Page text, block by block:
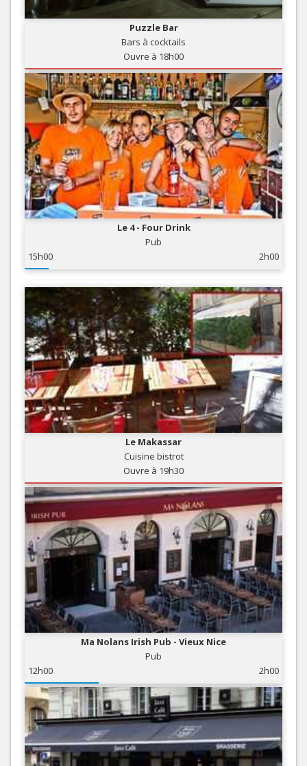
Puzzle Bar
Bars à cocktails
Ouvre à 18h00
Le 4 - Four Drink
Pub
15h00
2h00
Le Makassar
Cuisine bistrot
Ouvre à 19h30
Ma Nolans Irish Pub - Vieux Nice
Pub
12h00
2h00